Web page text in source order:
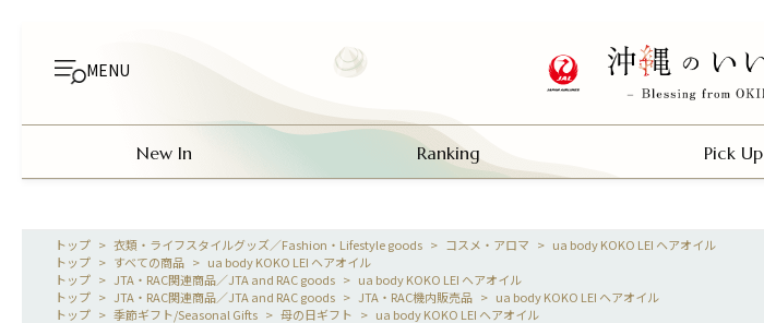
MENU
New In Ranking Pick Up
> 衣類・ライフスタイルグッズ／Fashion・Lifestyle goods > コスメ・アロマ > ua body KOKO LEI ヘアオイル
> すべての商品 > ua body KOKO LEI ヘアオイル
> JTA・RAC関連商品／JTA and RAC goods > ua body KOKO LEI ヘアオイル
> JTA・RAC関連商品／JTA and RAC goods > JTA・RAC機内販売品 > ua body KOKO LEI ヘアオイル
> 季節ギフト/Seasonal Gifts > 母の日ギフト > ua body KOKO LEI ヘアオイル